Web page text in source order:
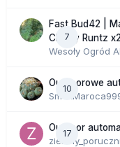
7
Fast Bud42 |
Cherry Runtz
Wesoły Ogród
10
Outdoorowe
17
Outdoor